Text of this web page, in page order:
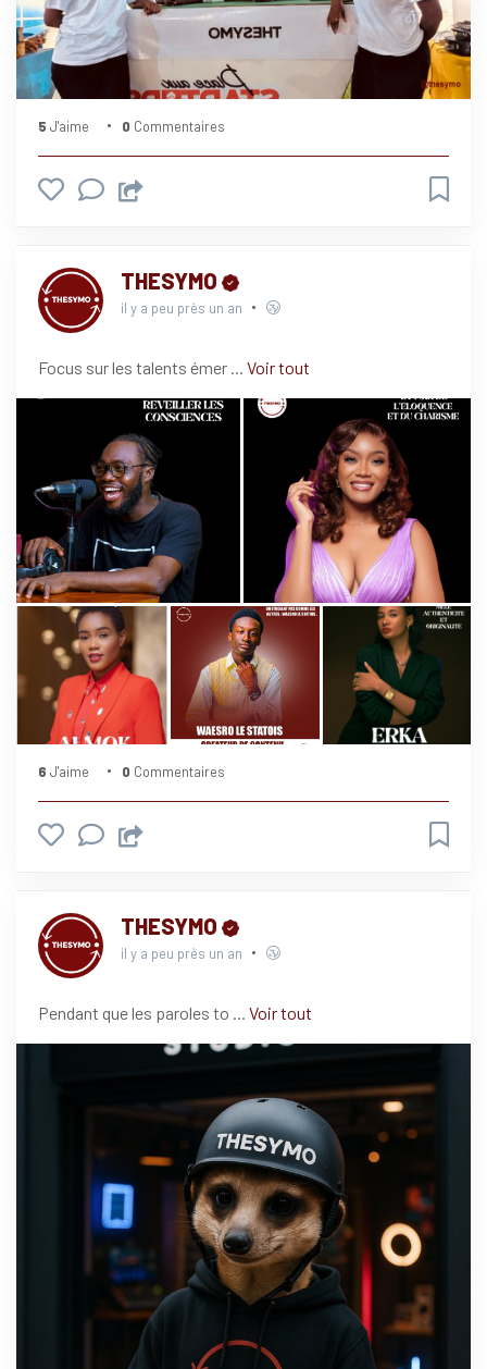
5 J'aime 0 Commentaires
THESYMO
il y a peu près un an
Focus sur les talents émer ... Voir tout
6 J'aime 0 Commentaires
THESYMO
il y a peu près un an
Pendant que les paroles to ... Voir tout